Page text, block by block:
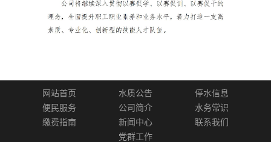
网站首页 水质公告
停水信息
便民服务
公司简介
水务常识
缴费指南
新闻中心
联系我们
党群工作